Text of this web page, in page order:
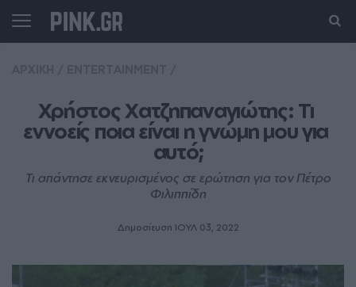
Χρήστος Χατζηπαναγιώτης: Τι
εννοείς ποια είναι η γνώμη μου για
αυτό;
Τι απάντησε εκνευρισμένος σε ερώτηση για τον Πέτρο
Φιλιππίδη
Δημοσίευση ΙΟΥΛ 03, 2022